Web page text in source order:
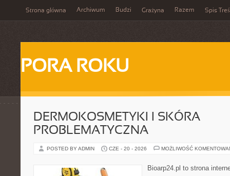
Strona główna Archiwum Budzi Grażyna Razem Spis
PORA ROKU
DERMOKOSMETYKI I SKÓRA
PROBLEMATYCZNA
POSTED BY ADMIN CZE - 20 - 2026 MOŻLIWOŚĆ
Bioarp24.pl to strona